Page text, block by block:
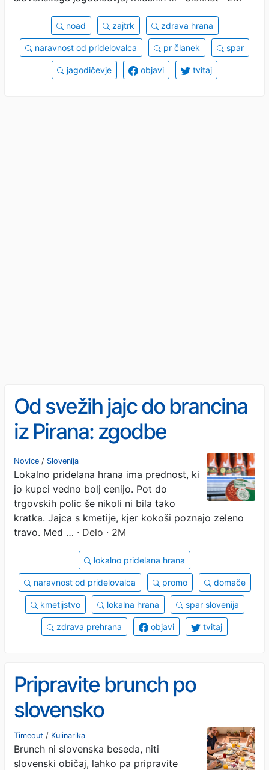
noad zajtrk zdrava hrana
naravnost od pridelovalca pr članek spar
jagodičevje objavi tvitaj
Od svežih jajc do brancina
iz Pirana: zgodbe
slovenskih pridelovalcev
Novice / Slovenija
Lokalno pridelana hrana ima prednost, ki
jo kupci vedno bolj cenijo. Pot do
trgovskih polic še nikoli ni bila tako
kratka. Jajca s kmetije, kjer kokoši poznajo zeleno
travo. Med … · Delo · 2M
lokalno pridelana hrana
naravnost od pridelovalca promo domače
kmetijstvo lokalna hrana spar slovenija
zdrava prehrana objavi tvitaj
Pripravite brunch po
slovensko
Timeout / Kulinarika
Brunch ni slovenska beseda, niti
slovenski običaj, lahko pa pripravite